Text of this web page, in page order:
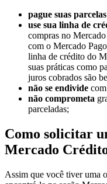
pague suas
use sua linha de
compras no
com o Mercado
linha de crédito do
suas práticas como
juros cobrados são
não se endivide
não comprometa
parceladas;
Como solicitar
Mercado
Assim que você tiver uma